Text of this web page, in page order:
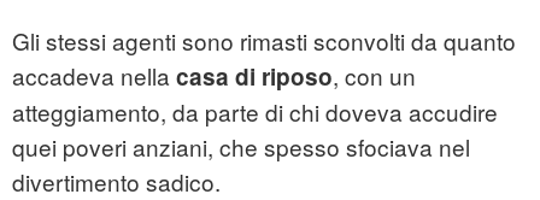
Gli stessi agenti sono rimasti sconvolti da quanto
accadeva nella casa di riposo, con un
atteggiamento, da parte di chi doveva accudire
quei poveri anziani, che spesso sfociava nel
divertimento sadico.